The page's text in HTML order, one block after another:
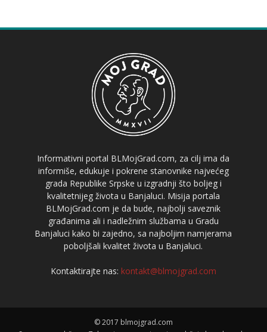
Informativni portal BLMojGrad.com, za cilj ima da
informiše, edukuje i pokrene stanovnike najvećeg
grada Republike Srpske u izgradnji što boljeg i
kvalitetnijeg života u Banjaluci. Misija portala
BLMojGrad.com je da bude, najbolji saveznik
građanima ali i nadležnim službama u Gradu
Banjaluci kako bi zajedno, sa najboljim namjerama
poboljšali kvalitet života u Banjaluci.
Kontaktirajte nas: kontakt@blmojgrad.com
© 2017 blmojgrad.com